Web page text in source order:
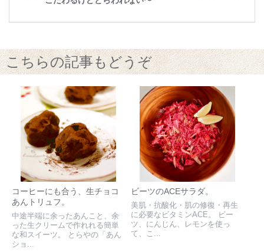
こちらの記事もどうぞ
コーヒーにも合う、生チョコ
あんトリュフ。
中途半端に余ったあんこと、余
った生クリームで作れれる簡単
な和スイーツ。 とらやの「あん
ショ...
ビーツのACEサラダ。
美肌・抗酸化・肌の修復・再生
に必要なビタミンACE。 ビー
ツ、にんじん、レモンを使っ
て、こ...